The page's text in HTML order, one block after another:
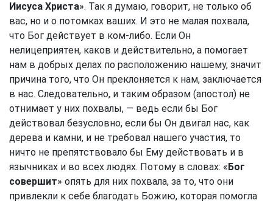
Иисуса Христа». Так я думаю, говорит, не только об
вас, но и о потомках ваших. И это не малая похвала,
что Бог действует в ком-либо. Если Он
нелицеприятен, каков и действительно, а помогает
нам в добрых делах по расположению нашему, значит
причина того, что Он преклоняется к нам, заключается
в нас. Следовательно, и таким образом (апостол) не
отнимает у них похвалы, — ведь если бы Бог
действовал безусловно, если бы Он двигал нас, как
дерева и камни, и не требовал нашего участия, то
ничто не препятствовало бы Ему действовать и в
язычниках и во всех людях. Потому в словах: «Бог
совершит» опять для них похвала, за то, что они
привлекли к себе благодать Божию, которая помогла